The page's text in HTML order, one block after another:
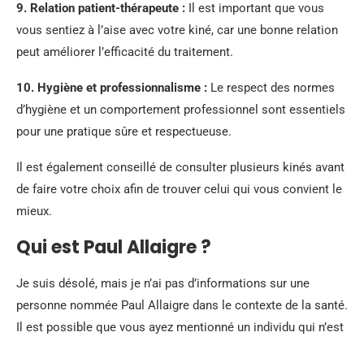
9. Relation patient-thérapeute : Il est important que vous
vous sentiez à l’aise avec votre kiné, car une bonne relation
peut améliorer l’efficacité du traitement.
10. Hygiène et professionnalisme : Le respect des normes
d’hygiène et un comportement professionnel sont essentiels
pour une pratique sûre et respectueuse.
Il est également conseillé de consulter plusieurs kinés avant
de faire votre choix afin de trouver celui qui vous convient le
mieux.
Qui est Paul Allaigre ?
Je suis désolé, mais je n’ai pas d’informations sur une
personne nommée Paul Allaigre dans le contexte de la santé.
Il est possible que vous ayez mentionné un individu qui n’est